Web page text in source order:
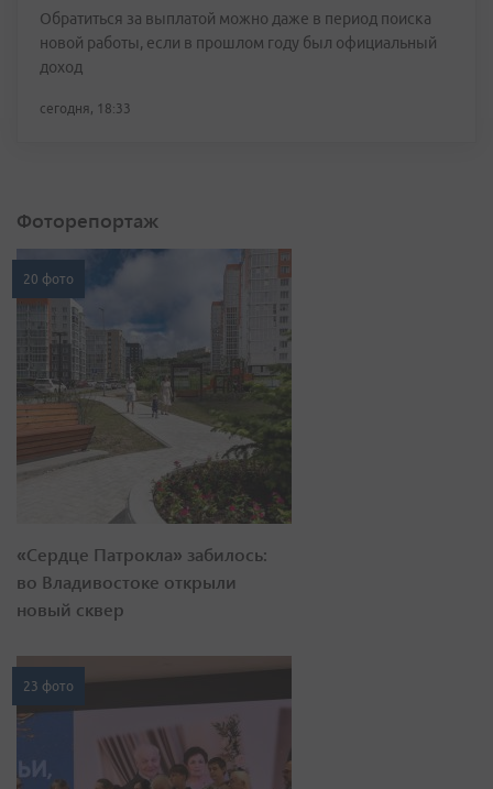
Обратиться за выплатой можно даже в период поиска
новой работы, если в прошлом году был официальный
доход
сегодня, 18:33
Фоторепортаж
20 фото
«Сердце Патрокла» забилось:
во Владивостоке открыли
новый сквер
23 фото